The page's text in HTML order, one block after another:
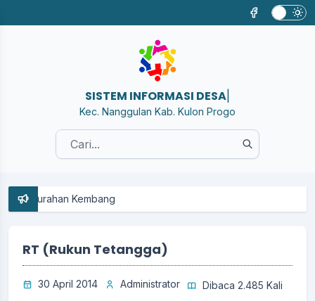
SISTEM INFORMASI DESA KEMBANG
Kec. Nanggulan Kab. Kulon Progo
RT (Rukun Tetangga)
30 April 2014 Administrator Dibaca 2.485 Kali